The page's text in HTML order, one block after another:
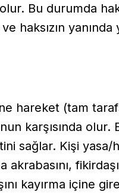
Bu durumda
haksızın yanında
hareket (tam
karşısında olur.
sağlar. Kişi yasa/
akrabasını,
kayırma içine